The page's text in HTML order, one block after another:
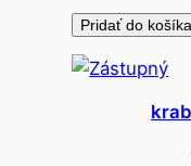
a
č
Pridať do košíka